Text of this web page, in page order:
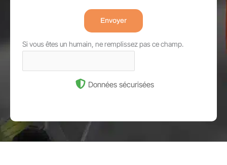
Envoyer
Si vous êtes un humain, ne remplissez pas ce champ.
Données sécurisées